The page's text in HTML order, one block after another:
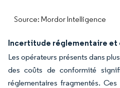
Source: Mordor Intelligence
Incertitude réglementaire
Les opérateurs présents dans
des coûts de conformité
réglementaires fragmentés.